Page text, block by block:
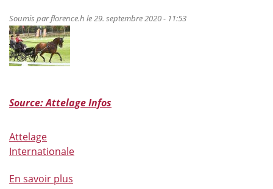
de
Ch.
à
Soumis parflorence.h le 29. septembre 2020 - 11:53
Source: Attelage Infos
Attelage
Internationale
En savoir plus